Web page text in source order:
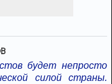
будет непросто
силой страны.